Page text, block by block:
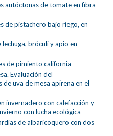
autóctonas de tomate en fibra
de pistachero bajo riego, en
bróculi y apio en
de pimiento california
Evaluación del
uva de mesa apirena en el
invernadero con calefacción y
con lucha ecológica
de albaricoquero con dos